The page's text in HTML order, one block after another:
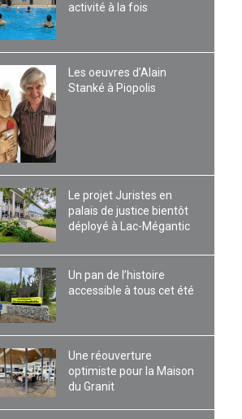
activité à la fois
Les oeuvres d’Alain
Stanké à Piopolis
Le projet Juristes en
palais de justice bientôt
déployé à Lac-Mégantic
Un pan de l’histoire
accessible à tous cet été
Une réouverture
optimiste pour la Maison
du Granit